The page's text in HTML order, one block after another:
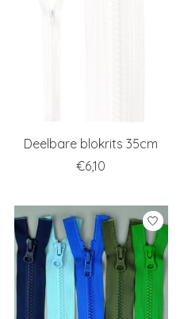
Deelbare blokrits 35cm
€6,10